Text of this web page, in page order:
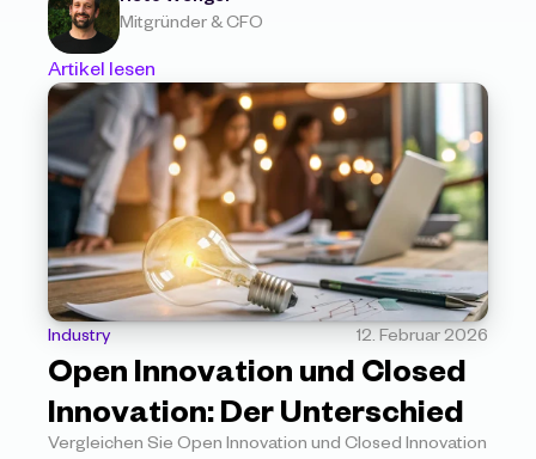
Mitgründer & CFO
Artikel lesen
Industry 12. Februar 2026
Open Innovation und Closed
Innovation: Der Unterschied
Vergleichen Sie Open Innovation und Closed Innovation